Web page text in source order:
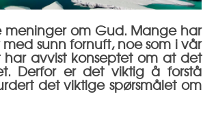
meninger om Gud. Mange har
sunn fornuft, noe som i vår
avvist konseptet om at det
Derfor er det viktig å forstå
det viktige spørsmålet om